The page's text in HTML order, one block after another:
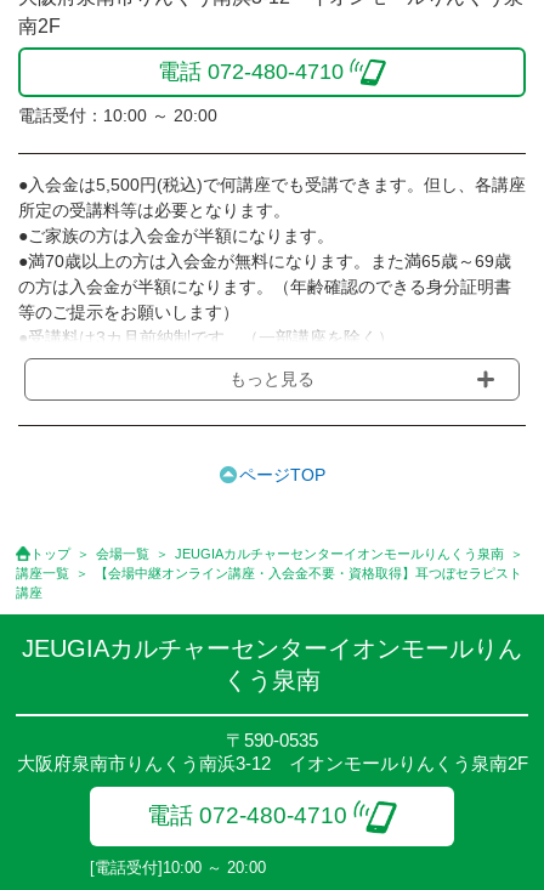
南2F
電話 072-480-4710
電話受付：10:00 ～ 20:00
●入会金は5,500円(税込)で何講座でも受講できます。但し、各講座
所定の受講料等は必要となります。
●ご家族の方は入会金が半額になります。
●満70歳以上の方は入会金が無料になります。また満65歳～69歳
の方は入会金が半額になります。（年齢確認のできる身分証明書
等のご提示をお願いします）
●受講料は3カ月前納制です。（一部講座を除く）
●受講料には運営費として１講座につき月額770円(税込)が含まれ
ております。また一部の講座では別途傷害保険料も含まれており
用は含まれておりません。
のでご確認ください。
●参加人数が一定に満たない場合、体験や講座開講を中止または延
期することがあります。
●その他、詳しい内容については、ご入会時にご説明をさせていた
もっと見る
ページTOP
トップ 会場一覧
JEUGIAカルチャーセンターイオンモールりんくう泉南
講座一覧
【会場中継オンライン講座・入会金不要・資格取得】耳つぼセラピスト
講座
JEUGIAカルチャーセンターイオンモールりん
くう泉南
〒590-0535
大阪府泉南市りんくう南浜3-12 イオンモールりんくう泉南2F
電話 072-480-4710
[電話受付]10:00 ～ 20:00